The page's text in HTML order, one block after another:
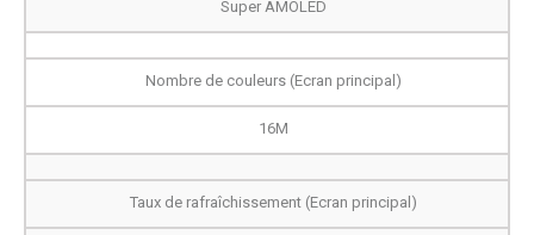
Super AMOLED
Nombre de couleurs (Ecran principal)
16M
Taux de rafraîchissement (Ecran principal)